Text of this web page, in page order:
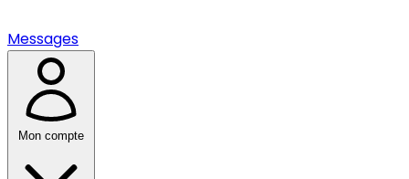
Messages
Mon compte